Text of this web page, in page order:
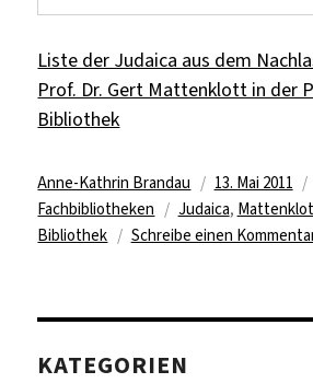
Liste der Judaica aus dem
Prof. Dr. Gert Mattenklott in der
Bibliothek
Autor
Anne-Kathrin Brandau
Veröffentlicht
am
13. Mai 2011
Fachbibliotheken
Schlagwörter
Judaica,
Bibliothek
Schreibe einen
KATEGORIEN